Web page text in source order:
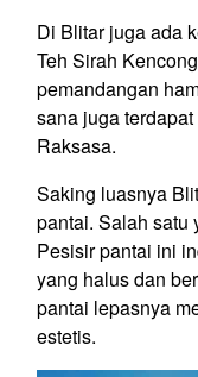
Di Blitar juga ada
Teh Sirah
pemandangan
sana juga
Raksasa.
Saking luasnya
pantai. Salah satu
Pesisir pantai ini
yang halus dan
pantai lepasnya
estetis.